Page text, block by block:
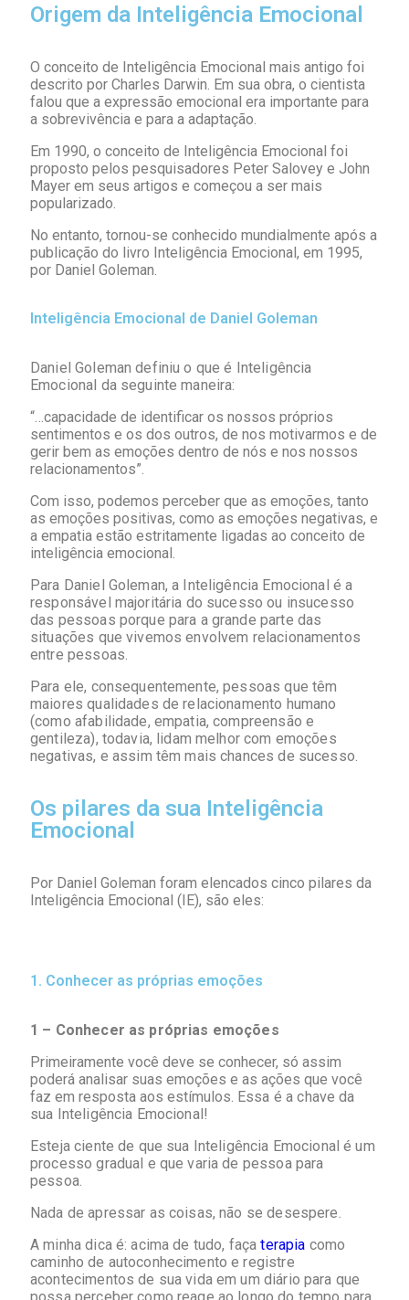
Origem da Inteligência Emocional
O conceito de Inteligência Emocional mais antigo foi
descrito por Charles Darwin. Em sua obra, o cientista
falou que a expressão emocional era importante para
a sobrevivência e para a adaptação.
Em 1990, o conceito de Inteligência Emocional foi
proposto pelos pesquisadores Peter Salovey e John
Mayer em seus artigos e começou a ser mais
popularizado.
No entanto, tornou-se conhecido mundialmente após a
publicação do livro Inteligência Emocional, em 1995,
por Daniel Goleman.
Inteligência Emocional de Daniel Goleman
Daniel Goleman definiu o que é Inteligência
Emocional da seguinte maneira:
“ …capacidade de identificar os nossos próprios
sentimentos e os dos outros, de nos motivarmos e de
gerir bem as emoções dentro de nós e nos nossos
relacionamentos”.
Com isso, podemos perceber que as emoções, tanto
as emoções positivas, como as emoções negativas, e
a empatia estão estritamente ligadas ao conceito de
inteligência emocional.
Para Daniel Goleman, a Inteligência Emocional é a
responsável majoritária do sucesso ou insucesso
das pessoas porque para a grande parte das
situações que vivemos envolvem relacionamentos
entre pessoas.
Para ele, consequentemente, pessoas que têm
maiores qualidades de relacionamento humano
(como afabilidade, empatia, compreensão e
gentileza), todavia, lidam melhor com emoções
negativas, e assim têm mais chances de sucesso.
Os pilares da sua Inteligência
Emocional
Por Daniel Goleman foram elencados cinco pilares da
Inteligência Emocional (IE), são eles:
1. Conhecer as próprias emoções
1 – Conhecer as próprias emoções
Primeiramente você deve se conhecer, só assim
poderá analisar suas emoções e as ações que você
faz em resposta aos estímulos. Essa é a chave da
sua Inteligência Emocional!
Esteja ciente de que sua Inteligência Emocional é um
processo gradual e que varia de pessoa para
pessoa.
Nada de apressar as coisas, não se desespere.
A minha dica é: acima de tudo, façaterapia como
caminho de autoconhecimento e registre
acontecimentos de sua vida em um diário para que
possa perceber como reage ao longo do tempo para